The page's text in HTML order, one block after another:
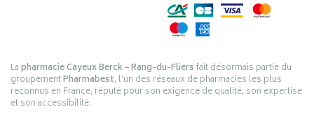
Lapharmacie Cayeux Berck – Rang-du-Fliersfait désormais partie du
groupementPharmabest, l’un des réseaux de pharmacies les plus
reconnus en France, réputé pour son exigence de qualité, son expertise
et son accessibilité.